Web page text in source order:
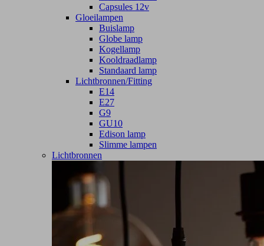
Capsules 12v
Gloeilampen
Buislamp
Globe lamp
Kogellamp
Kooldraadlamp
Standaard lamp
Lichtbronnen/Fitting
E14
E27
G9
GU10
Edison lamp
Slimme lampen
Lichtbronnen